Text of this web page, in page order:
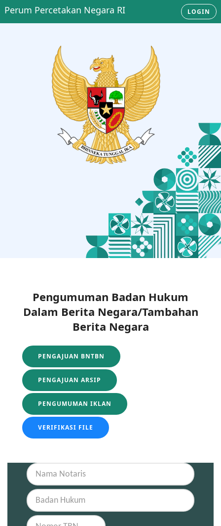
Perum Percetakan Negara RI LOGIN
Pengumuman Badan Hukum
Dalam Berita Negara/Tambahan
Berita Negara
PENGAJUAN BNTBN
PENGAJUAN ARSIP
PENGUMUMAN IKLAN
VERIFIKASI FILE